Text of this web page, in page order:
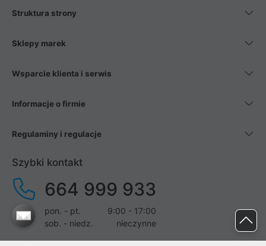
Struktura strony
Sklepy marek
Wsparcie klienta i serwis
Informacje o firmie
Regulaminy i regulacje
Szybki kontakt
664 999 933
pon. - pt.
9:00 - 17:00
sob. - niedz.
nieczynne